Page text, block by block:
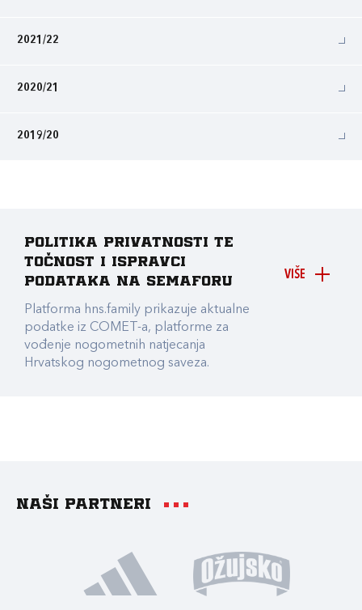
2021/22
2020/21
2019/20
VIŠE
Politika privatnosti te
točnost i ispravci
podataka na Semaforu
Platforma hns.family prikazuje aktualne
podatke iz COMET-a, platforme za
vođenje nogometnih natjecanja
Hrvatskog nogometnog saveza.
Naši partneri